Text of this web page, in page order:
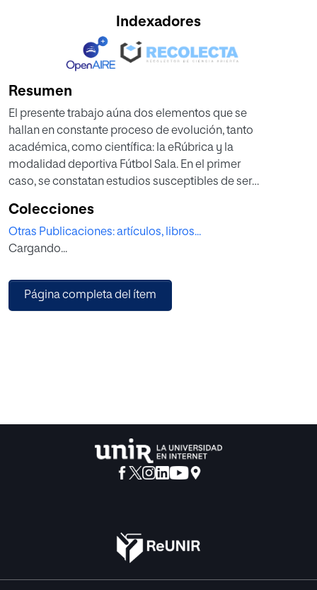
Indexadores
Resumen
El presente trabajo aúna dos elementos que se
hallan en constante proceso de evolución, tanto
académica, como científica: la eRúbrica y la
modalidad deportiva Fútbol Sala. En el primer
caso, se constatan estudios susceptibles de ser
y Martínez, 2012; Cebrián y Monedero, 2014),
mientras en lo relativo al segundo, representa
una necesidad, dado que Cachón, Campoy,
Bullough, Goldsmith y Edmondson (2014)
consideran que las investigaciones referentes a
Colecciones
Otras Publicaciones: artículos, libros...
Cargando...
Página completa del ítem